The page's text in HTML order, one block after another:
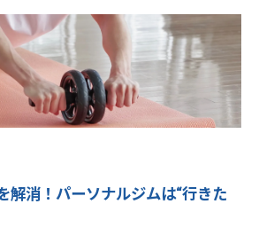
ない🧍‍♀️💭心にも効くパーソナ
グ🕊️
が、未来を変える🚶‍♂️🌈
締めるパーソナルトレーニング🔥
解消！パーソナルジムは“行きた